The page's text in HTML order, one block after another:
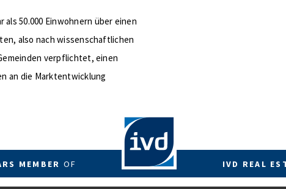
50.000 Einwohnern über einen
also nach wissenschaftlichen
verpflichtet, einen
an die Marktentwicklung
MEMBER OF IVD REAL